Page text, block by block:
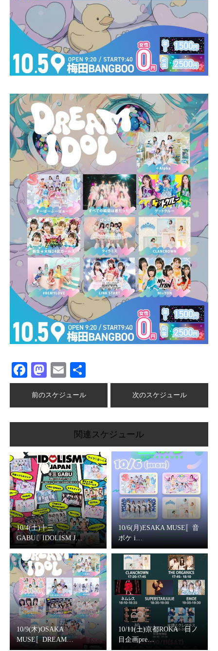
Facebook
Mastodon
Email
有
前のスケジュール 次のスケジュール
関連スケジュール
10/4(土)十三
GABU〘IDOLISM J…
10/6(月)ESAKA MUSE〚音
ボケ i…
10/9(木)OSAKA
MUSE〚DREAM…
10/11(土)京都ROKA 日ノ
目企画pre…